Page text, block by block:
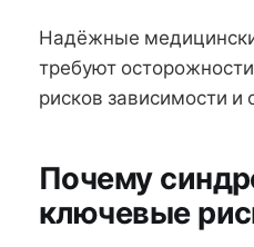
Надёжные
требуют
рисков зависимости
Почему
ключевые